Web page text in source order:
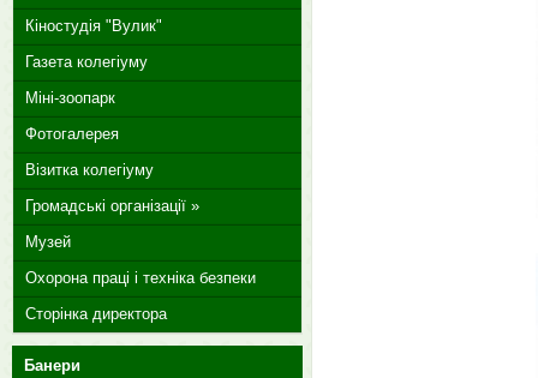
Кіностудія "Вулик"
Газета колегіуму
Міні-зоопарк
Фотогалерея
Візитка колегіуму
Громадські організації »
Музей
Охорона праці і техніка безпеки
Сторінка директора
Банери